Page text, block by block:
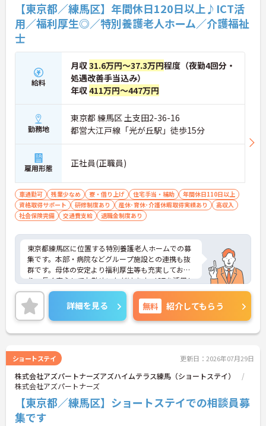
【東京都／練馬区】年間休日120日以上♪ICT活
用／福利厚生◎／特別養護老人ホーム／介護福祉
士
給料
月収31.6万円～37.3万円程度（夜勤4回分・
処遇改善手当込み）
年収411万円～447万円
勤務地
東京都 練馬区 土支田2-36-16
都営大江戸線「光が丘駅」徒歩15分
雇用形態 正社員(正職員)
車通勤可 残業少なめ 寮・借り上げ 住宅手当・補助
年間休日110日以上
資格取得サポート
研修制度あり 産休･育休･介護休暇取得実績あり
高収入
社会保険完備
交通費支給 退職金制度あり
東京都練馬区に位置する特別養護老人ホームでの募
集です。本部・病院などグループ施設との連携も抜
群です。母体の安定より福利厚生等も充実してお
り、長く安心してお勤めいただけます。ICTを活用し
た職員の負担軽減や、最先端の調理システムを導入
しており、働きやすい環境が整っています。
ご興味のある方には、面接対策ポイントなど、さら
に詳細をお話しいたしますので、お気軽にご相談く
ださい。
詳細を見る 無料 紹介してもらう
ショートステイ 更新日：2026年07月29日
株式会社アズパートナーズアズハイムテラス練馬（ショートステイ）
株式会社アズパートナーズ
【東京都／練馬区】ショートステイでの相談員募
集です